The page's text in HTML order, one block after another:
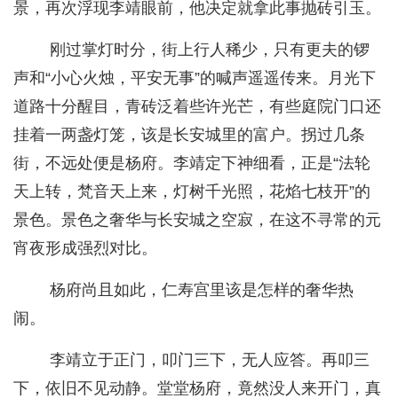
景，再次浮现李靖眼前，他决定就拿此事抛砖引玉。
刚过掌灯时分，街上行人稀少，只有更夫的锣
声和“小心火烛，平安无事”的喊声遥遥传来。月光下
道路十分醒目，青砖泛着些许光芒，有些庭院门口还
挂着一两盏灯笼，该是长安城里的富户。拐过几条
街，不远处便是杨府。李靖定下神细看，正是“法轮
天上转，梵音天上来，灯树千光照，花焰七枝开”的
景色。景色之奢华与长安城之空寂，在这不寻常的元
宵夜形成强烈对比。
杨府尚且如此，仁寿宫里该是怎样的奢华热
闹。
李靖立于正门，叩门三下，无人应答。再叩三
下，依旧不见动静。堂堂杨府，竟然没人来开门，真